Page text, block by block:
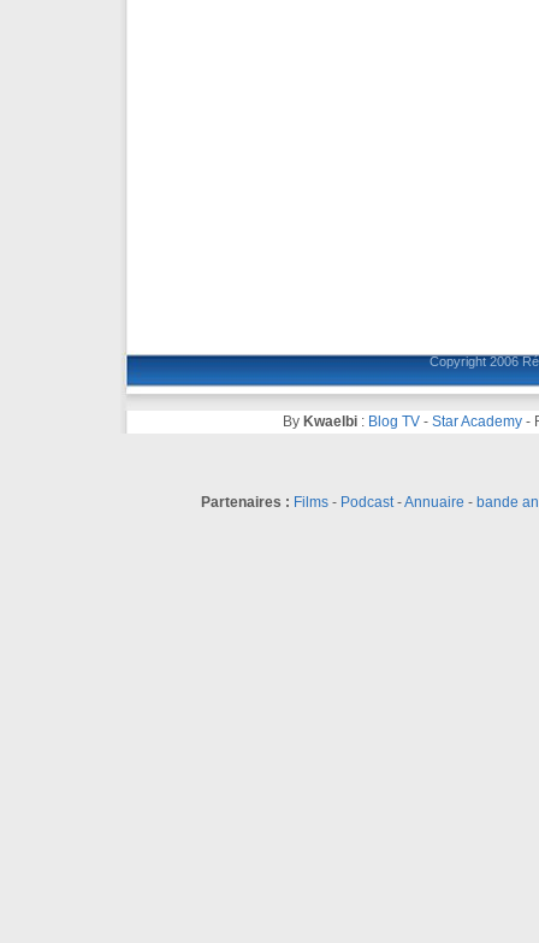
Copyright 2006
By Kwaelbi: Blog TV- Star Academy-
Partenaires : Films- Podcast-Annuaire - bande